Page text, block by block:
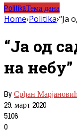
PolitikaТема дана
Home›Politika›“Ја
“Ја од
на небу”
ByСрђан
29. март 2020
5106
0